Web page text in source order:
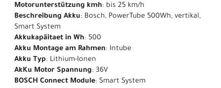
Motorunterstützung kmh: bis 25 km/h
Beschreibung Akku: Bosch, PowerTube 500Wh, vertikal,
Smart System
Akkukapäitaet in Wh: 500
Akku Montage am Rahmen: Intube
Akku Typ: Lithium-Ionen
AkKu Motor Spannung: 36V
BOSCH Connect Module: Smart System